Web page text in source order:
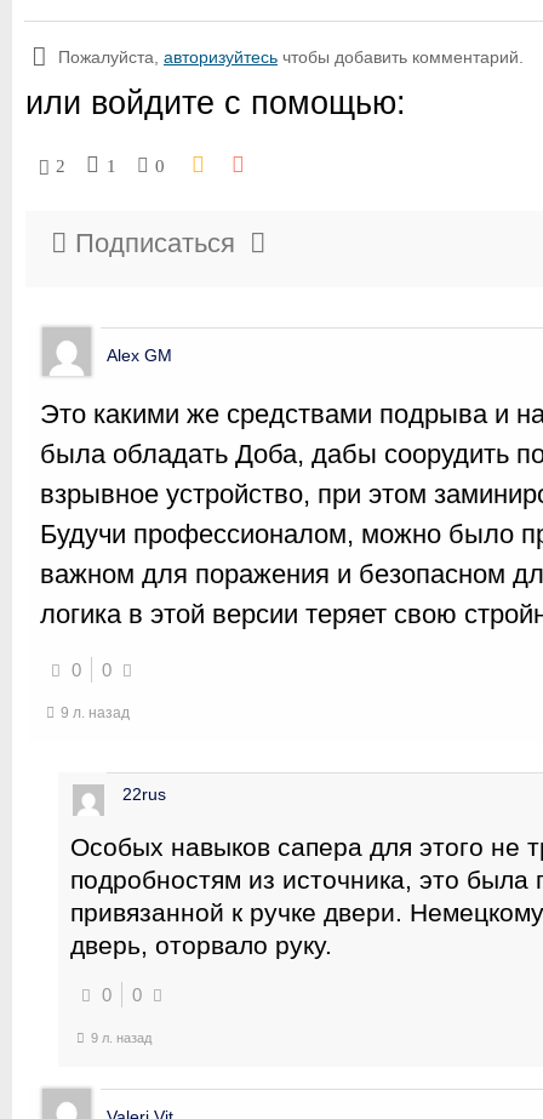
Пожалуйста, авторизуйтесь чтобы добавить комментарий.
или войдите с помощью:
2 1 0
Подписаться
Alex GM
Это какими же средствами подрыва и
была обладать Доба, дабы соорудить
взрывное устройство, при этом
Будучи профессионалом, можно было
важном для поражения и безопасном
логика в этой версии теряет свою
0 0
9 л. назад
22rus
Особых навыков сапера для этого не
подробностям из источника, это была
привязанной к ручке двери.
дверь, оторвало руку.
0 0
9 л. назад